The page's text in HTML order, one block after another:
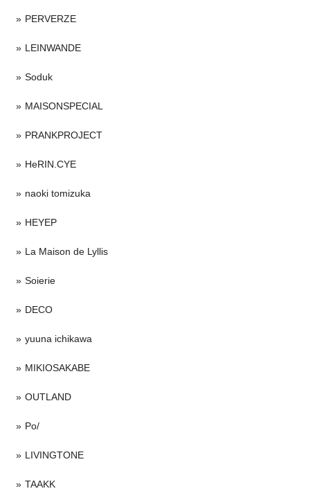
PERVERZE
LEINWANDE
Soduk
MAISONSPECIAL
PRANKPROJECT
HeRIN.CYE
naoki tomizuka
HEYEP
La Maison de Lyllis
Soierie
DECO
yuuna ichikawa
MIKIOSAKABE
OUTLAND
Po/
LIVINGTONE
TAAKK